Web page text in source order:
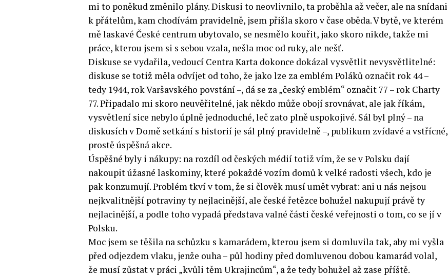
mi to poněkud změnilo plány. Diskusi to neovlivnilo, ta proběhla až večer, ale na snídani
k přátelům, kam chodívám pravidelně, jsem přišla skoro v čase oběda. V bytě, ve kterém
mě laskavé České centrum ubytovalo, se nesmělo kouřit, jako skoro nikde, takže mi
práce, kterou jsem si s sebou vzala, nešla moc od ruky, ale nešť.
Diskuse se vydařila, vedoucí Centra Karta dokonce dokázal vysvětlit nevysvětlitelné:
diskuse se totiž měla odvíjet od toho, že jako lze za emblém Poláků označit rok 44 –
tedy 1944, rok Varšavského povstání –, dá se za „český emblém“ označit 77 – rok Charty
77. Připadalo mi skoro neuvěřitelné, jak někdo může obojí srovnávat, ale jak říkám,
vysvětlení sice nebylo úplně jednoduché, leč zato plně uspokojivé. Sál byl plný – na
diskusích v Domě setkání s historií je sál plný pravidelně –, publikum zvídavé a vstřícné,
prostě úspěšná akce.
Úspěšné byly i nákupy: na rozdíl od českých médií totiž vím, že se v Polsku dají
nakoupit úžasné laskominy, které pokaždé vozím domů k velké radosti všech, kdo je
pak konzumují. Problém tkví v tom, že si člověk musí umět vybrat: ani u nás nejsou
nejkvalitnější potraviny ty nejlacinější, ale české řetězce bohužel nakupují právě ty
nejlacinější, a podle toho vypadá představa valné části české veřejnosti o tom, co se jí v
Polsku.
Moc jsem se těšila na schůzku s kamarádem, kterou jsem si domluvila tak, aby mi vyšla
před odjezdem vlaku, jenže ouha – půl hodiny před domluvenou dobou kamarád volal,
že musí zůstat v práci „kvůli těm Ukrajincům“, a že tedy bohužel až zase příště.